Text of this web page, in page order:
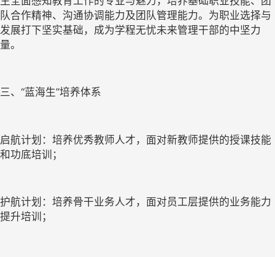
队合作精神、沟通协调能力及团队管理能力。为职业选择与
发展打下坚实基础，成为学程无忧未来管理干部的中坚力
量。
三、“蓝海生”培养体系
启航计划：培养优秀教师人才，面对新教师提供的授课技能
和功底培训；
护航计划：培养骨干业务人才，面对员工层提供的业务能力
提升培训；